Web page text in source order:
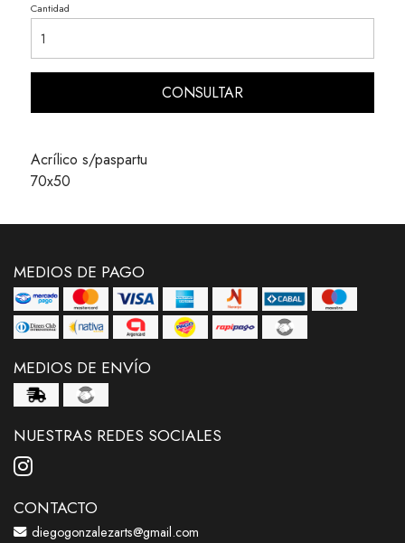
Cantidad
CONSULTAR
Acrílico s/paspartu
70x50
MEDIOS DE PAGO
MEDIOS DE ENVÍO
NUESTRAS REDES SOCIALES
CONTACTO
diegogonzalezarts@gmail.com